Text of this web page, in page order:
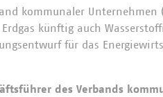
kommunaler Unternehmen
künftig auch
für das
des Verbands